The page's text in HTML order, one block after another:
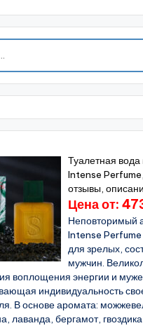
Туалетная
Intense
отзывы,
Цена от:
Неповторимый
Intense
для зрелых,
мужчин.
воплощения энергии и
индивидуальность
В основе аромата:
лаванда, бергамот,